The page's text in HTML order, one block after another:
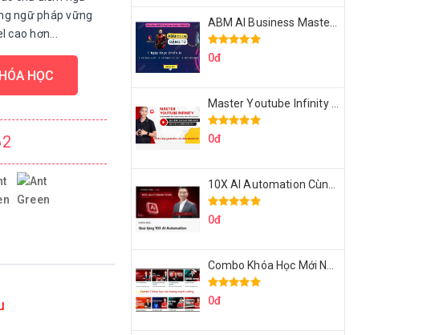
ngữ pháp vững
hơn...
HỌC
0đ
0đ
0đ
0đ